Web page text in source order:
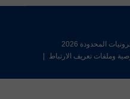
المحدودة 2026
وملفات تعريف الارتباط